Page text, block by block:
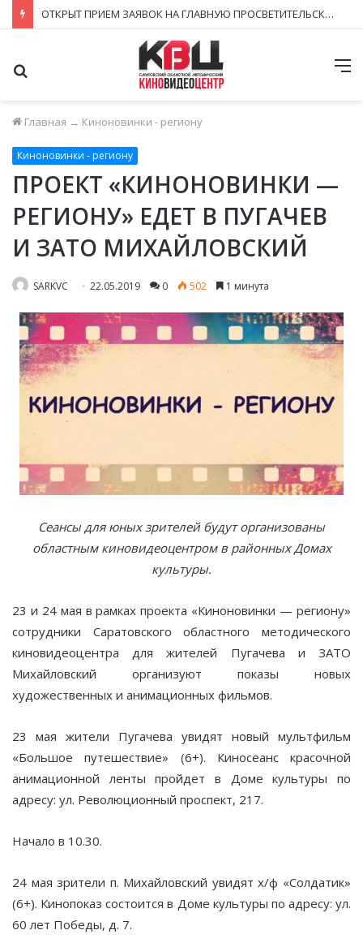
ЗАВЕРШИЛСЯ ПРИЁМ ЗАЯВОК НА ФЕСТИВАЛЬ-КОНКУРС «КИНОВЕРТИКАЛЬ 2026»
Главная → Киноновинки - региону
Киноновинки - региону
ПРОЕКТ «КИНОНОВИНКИ —
РЕГИОНУ» ЕДЕТ В ПУГАЧЕВ
И ЗАТО МИХАЙЛОВСКИЙ
SARKVC 22.05.2019 0 502 1 минута
Сеансы для юных зрителей будут организованы
областным киновидеоцентром в районных Домах
культуры.
23 и 24 мая в рамках проекта «Киноновинки — региону»
сотрудники Саратовского областного методического
киновидеоцентра для жителей Пугачева и ЗАТО
Михайловский организуют показы новых
художественных и анимационных фильмов.
23 мая жители Пугачева увидят новый мультфильм
«Большое путешествие» (6+). Киносеанс красочной
анимационной ленты пройдет в Доме культуры по
адресу: ул. Революционный проспект, 217.
Начало в 10.30.
24 мая зрители п. Михайловский увидят х/ф «Солдатик»
(6+). Кинопоказ состоится в Доме культуры по адресу: ул.
60 лет Победы, д. 7.